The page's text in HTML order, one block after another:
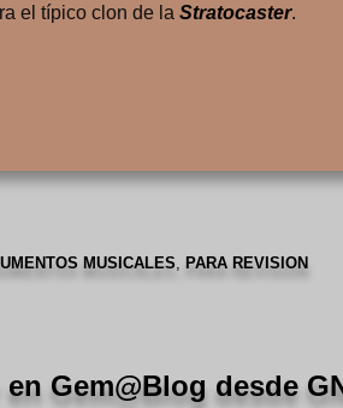
el típico clon de laStratocaster.
MUSICALES ,PARA REVISION
Gem@Blog desde